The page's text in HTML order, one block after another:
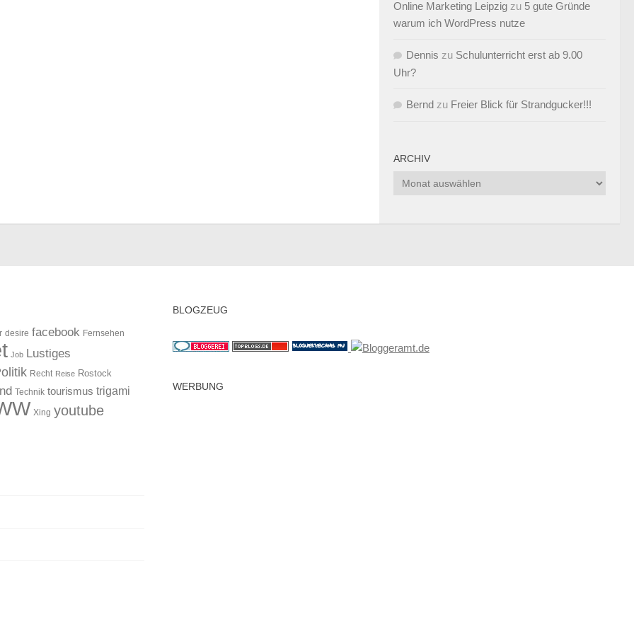
Online Marketing Leipzig zu 5 gute Gründe
warum ich WordPress nutze
Dennis zu Schulunterricht erst ab 9.00
Uhr?
Bernd zu Freier Blick für Strandgucker!!!
ARCHIV
Archiv
desire facebook Fernsehen
Job Lustiges
Recht Reise Rostock
Technik tourismus trigami
Xing youtube
BLOGZEUG
WERBUNG